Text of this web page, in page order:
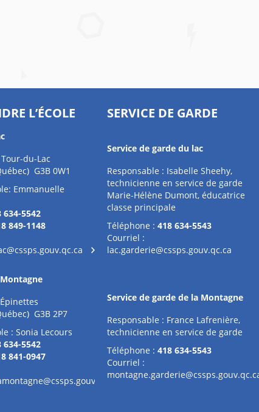
L’ÉCOLE
du-Lac
G3B 0W1
Emmanuelle
634-5542
849-1148
G3B 2P7
: Sonia Lecours
634-5542
841-0947
SERVICE DE GARDE
Service de garde du lac
Responsable : Isabelle Sheehy,
technicienne en service de garde
Marie-Hélène Dumont, éducatrice
classe principale
Téléphone : 418 634-5543
Courriel :
lac.garderie@cssps.gouv.qc.ca
Service de garde de la Montagne
Responsable : France Lafrenière,
technicienne en service de garde
Téléphone : 418 634-5543
Courriel :